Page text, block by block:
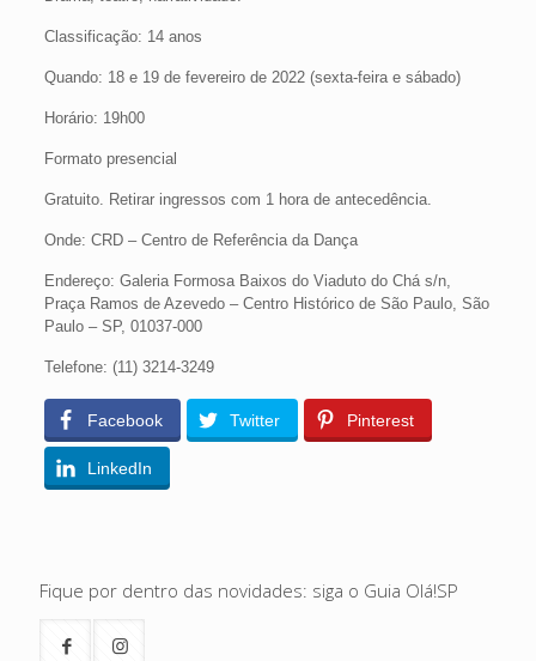
Classificação: 14 anos
Quando: 18 e 19 de fevereiro de 2022 (sexta-feira e sábado)
Horário: 19h00
Formato presencial
Gratuito. Retirar ingressos com 1 hora de antecedência.
Onde: CRD – Centro de Referência da Dança
Endereço: Galeria Formosa Baixos do Viaduto do Chá s/n,
Praça Ramos de Azevedo – Centro Histórico de São Paulo, São
Paulo – SP, 01037-000
Telefone: (11) 3214-3249
Facebook Twitter Pinterest
LinkedIn
Fique por dentro das novidades: siga o Guia Olá!SP